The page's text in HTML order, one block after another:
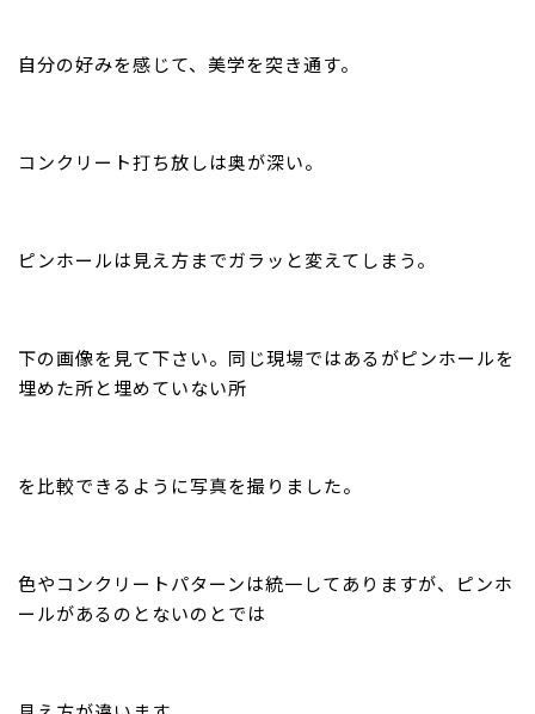
自分の好みを感じて、美学を突き通す。
コンクリート打ち放しは奥が深い。
ピンホールは見え方までガラッと変えてしまう。
下の画像を見て下さい。同じ現場ではあるがピンホールを
埋めた所と埋めていない所
を比較できるように写真を撮りました。
色やコンクリートパターンは統一してありますが、ピンホ
ールがあるのとないのとでは